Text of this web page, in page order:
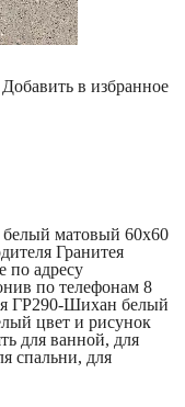
Добавить в избранное
матовый 60x60
Гранитея
по адресу
по телефонам 8
ГР290-Шихан белый
цвет и рисунок
для ванной, для
спальни, для